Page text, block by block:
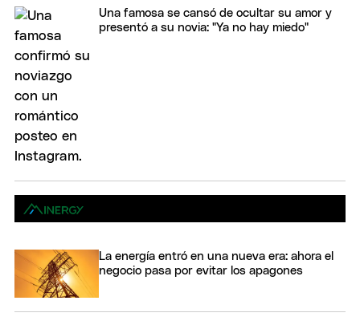
Una famosa se cansó de ocultar su amor y
presentó a su novia: "Ya no hay miedo"
La energía entró en una nueva era: ahora el
negocio pasa por evitar los apagones